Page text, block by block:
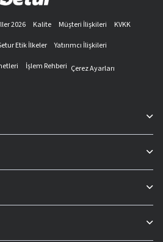
2026 Kalite Müşteri İlişkileri
KVKK
Etik İlkeler
Yatırımcı İlişkileri
İşlem Rehberi Çerez Ayarları